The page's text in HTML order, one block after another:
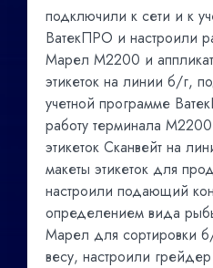
подключили к сети и к
ВатекПРО и настроили
Марел М2200 и
этикеток на линии б/г,
учетной программе
работу терминала
этикеток Сканвейт на
макеты этикеток для
настроили подающий
определением вида
Марел для сортировки
весу, настроили